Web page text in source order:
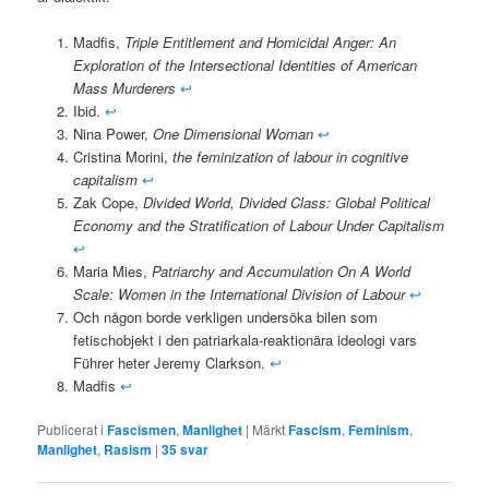
Madfis, Triple Entitlement and Homicidal Anger: An
Exploration of the Intersectional Identities of American
Mass Murderers ↩
Ibid. ↩
Nina Power, One Dimensional Woman ↩
Cristina Morini, the feminization of labour in cognitive
capitalism ↩
Zak Cope, Divided World, Divided Class: Global Political
Economy and the Stratification of Labour Under Capitalism
↩
Maria Mies, Patriarchy and Accumulation On A World
Scale: Women in the International Division of Labour ↩
Och någon borde verkligen undersöka bilen som
fetischobjekt i den patriarkala-reaktionära ideologi vars
Führer heter Jeremy Clarkson. ↩
Madfis ↩
Publicerat i Fascismen,Manlighet | MärktFascism,Feminism,
Manlighet, Rasism |35svar